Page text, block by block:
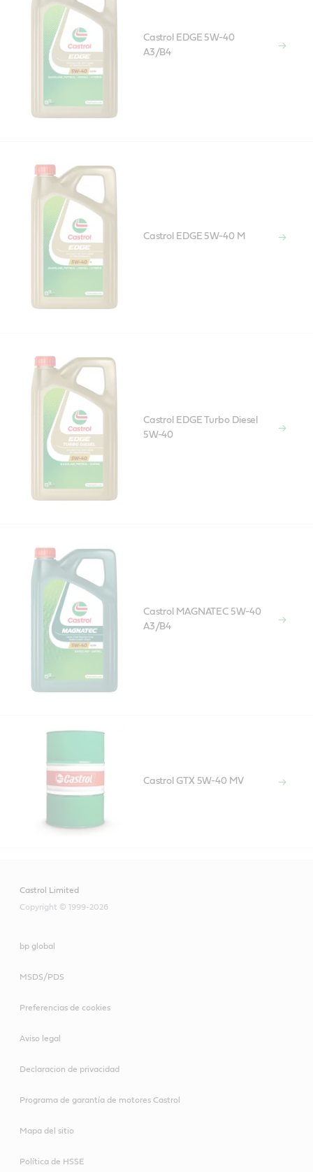
Castrol EDGE 5W-40
A3/B4
Castrol EDGE 5W-40 M
Castrol EDGE Turbo Diesel
5W-40
Castrol MAGNATEC 5W-40
A3/B4
Castrol GTX 5W-40 MV
Castrol Limited
Copyright © 1999-2026
bp global
MSDS/PDS
Preferencias de cookies
Aviso legal
Declaracion de privacidad
Programa de garantía de motores Castrol
Mapa del sitio
Política de HSSE